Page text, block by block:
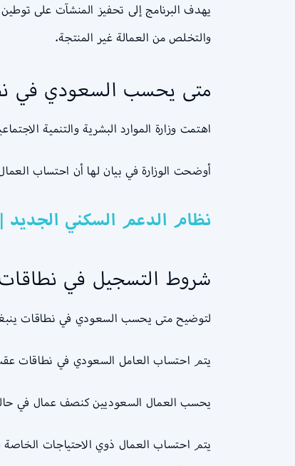
يهدف البرنامج إلى تحفيز المنشآت على
والتخلص من العمالة غير المنتجة.
متى يحسب السعودي في
اهتمت وزارة الموارد البشرية والتنمية
أوضحت الوزارة في بيان لها أن احتساب
نظام الدعم السكني الجديد
شروط التسجيل في
لتوضيح متى يحسب السعودي في نطاقات
يتم احتساب العامل السعودي في نطاقات
يحسب العمال السعوديين كنصف عمال في حالة